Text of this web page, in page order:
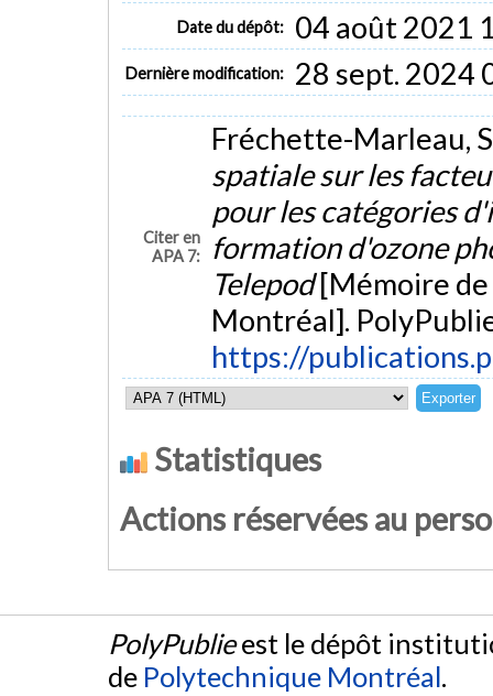
Date du dépôt: 04 août 2021
Dernière modification: 28 sept. 2024
Citer en
APA 7:
Fréchette-Marleau,
spatiale sur les
pour les catégories
formation d'ozone
Telepod[Mémoire
Montréal].
https://
Statistiques
Actions réservées au
PolyPublieest le dépôt
de Polytechnique Montréal.